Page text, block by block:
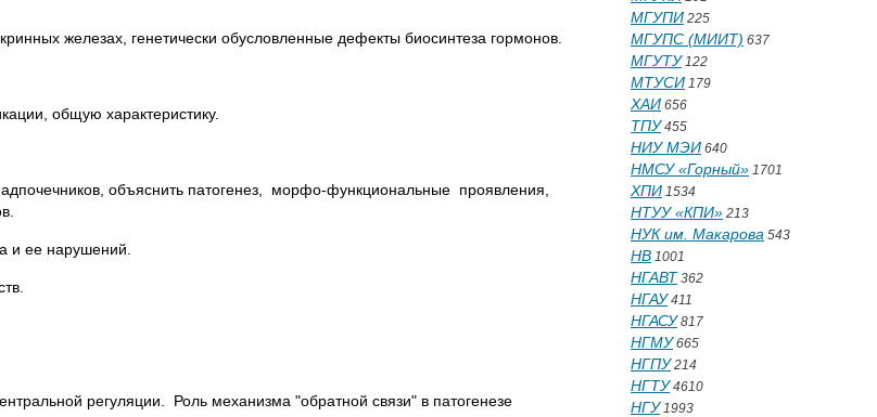
железах, генетически обусловленные дефекты биосинтеза гормонов.
общую характеристику.
объяснить патогенез, морфо-функциональные проявления,
и ее нарушений.
регуляции. Роль механизма "обратной связи" в патогенезе
МГУПИ 225
МГУПС (МИИТ) 637
МГУТУ122
МТУСИ 179
ХАИ 656
ТПУ455
НИУ МЭИ 640
НМСУ «Горный» 1701
ХПИ 1534
НТУУ «КПИ» 213
НУК им. Макарова 543
НВ 1001
НГАВТ 362
НГАУ411
НГАСУ817
НГМУ665
НГПУ214
НГТУ4610
НГУ1993